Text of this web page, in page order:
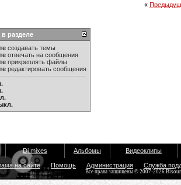
«
разделе
создавать темы
отвечать на сообщения
прикреплять файлы
редактировать сообщения
Dj mixes Альбомы Видеоклипы
на сайте Помощь Администрация Служба
Все права защищены © 2007-2026